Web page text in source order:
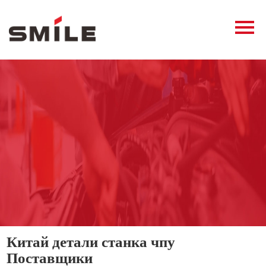
Продукция
О нас
Контакты
Китай детали станка чпу
Поставщики